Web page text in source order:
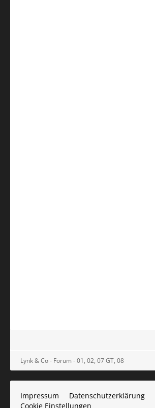
Lynk & Co - Forum - 01, 02, 07 GT, 08
Impressum Datenschutzerklärung
Cookie Einstellungen